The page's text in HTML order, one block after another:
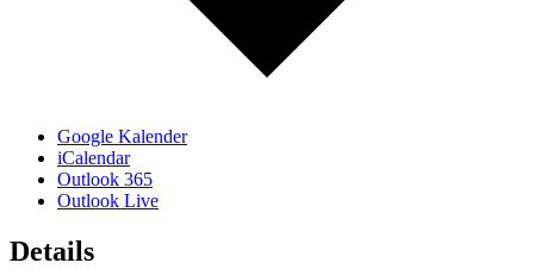
Google Kalender
iCalendar
Outlook 365
Outlook Live
Details